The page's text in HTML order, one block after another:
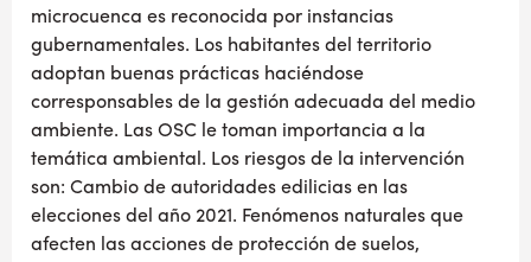
microcuenca es reconocida por instancias
gubernamentales. Los habitantes del territorio
adoptan buenas prácticas haciéndose
corresponsables de la gestión adecuada del medio
ambiente. Las OSC le toman importancia a la
temática ambiental. Los riesgos de la intervención
son: Cambio de autoridades edilicias en las
elecciones del año 2021. Fenómenos naturales que
afecten las acciones de protección de suelos,